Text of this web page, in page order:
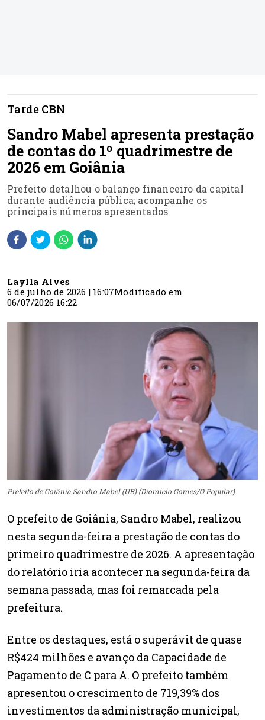
Tarde CBN
Sandro Mabel apresenta prestação
de contas do 1º quadrimestre de
2026 em Goiânia
Prefeito detalhou o balanço financeiro da capital
durante audiência pública; acompanhe os
principais números apresentados
Laylla Alves
6 de julho de 2026 | 16:07Modificado em
06/07/2026 16:22
Prefeito de Goiânia Sandro Mabel (UB) (Diomicio Gomes/O Popular)
O prefeito de Goiânia, Sandro Mabel, realizou
nesta segunda-feira a prestação de contas do
primeiro quadrimestre de 2026. A apresentação
do relatório iria acontecer na segunda-feira da
semana passada, mas foi remarcada pela
prefeitura.
Entre os destaques, está o superávit de quase
R$424 milhões e avanço da Capacidade de
Pagamento de C para A. O prefeito também
apresentou o crescimento de 719,39% dos
investimentos da administração municipal,